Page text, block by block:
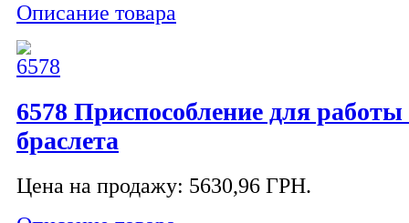
Описание товара
6578 Приспособление для работы
браслета
Цена на продажу: 5630,96 ГРН.